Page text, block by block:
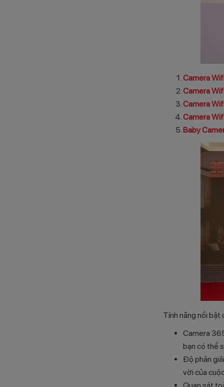
Camera
Camera
Camera
Camera
Baby
Tính năng nổi
Camera
bạn có thể
Độ phân
vời của